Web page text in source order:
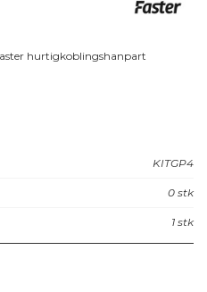
hurtigkoblingshanpart
KITGP4
0 stk
1 stk